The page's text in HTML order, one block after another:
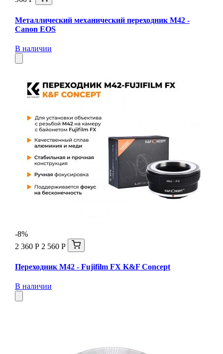
Металлический механический переходник M42 -
Canon EOS
В наличии
-8%
2 360 Р 2 560 Р
Переходник M42 - Fujifilm FX K&F Concept
В наличии